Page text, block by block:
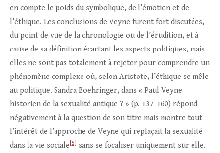
en compte le poids du symbolique, de l’émotion et de
l’éthique. Les conclusions de Veyne furent fort discutées,
du point de vue de la chronologie ou de l’érudition, et à
cause de sa définition écartant les aspects politiques, mais
elles ne sont pas totalement à rejeter pour comprendre un
phénomène complexe où, selon Aristote, l’éthique se mêle
au politique. Sandra Boehringer, dans « Paul Veyne
historien de la sexualité antique ? » (p. 137-160) répond
négativement à la question de son titre mais montre tout
l’intérêt de l’approche de Veyne qui replaçait la sexualité
dans la vie sociale [5]
sans se focaliser uniquement sur elle.